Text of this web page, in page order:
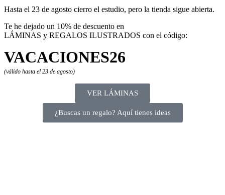
Hasta el 23 de agosto cierro el estudio, pero la tienda sigue abierta.
Te he dejado un 10% de descuento en
LÁMINAS y REGALOS ILUSTRADOS con el código:
VACACIONES26
(válido hasta el 23 de agosto)
VER LÁMINAS
¿Buscas un regalo? Aquí tienes ideas